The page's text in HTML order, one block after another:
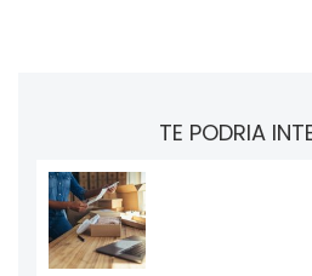
TE PODRIA